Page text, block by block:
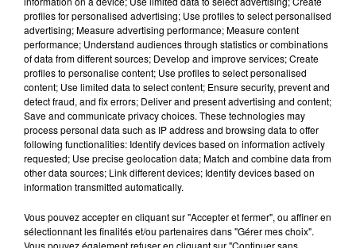
0:00 25 min 41 sec
5 février 2021 - 25 min 41 sec
Shynn Radio Show du 06/02/2021 Partie 3
les plus joués dans les club de la capitale. Rendez-vous
samedi à 22h sur Urban hit.
profiles for personalised advertising; Use profiles to select personalised
advertising; Measure advertising performance; Measure content
performance; Understand audiences through statistics or combinations
of data from different sources; Develop and improve services; Create
profiles to personalise content; Use profiles to select personalised
content; Use limited data to select content; Ensure security, prevent and
detect fraud, and fix errors; Deliver and present advertising and content;
Save and communicate privacy choices. These technologies may
process personal data such as IP address and browsing data to offer
following functionalities: Identify devices based on information actively
requested; Use precise geolocation data; Match and combine data from
other data sources; Link different devices; Identify devices based on
information transmitted automatically.
Vous pouvez accepter en cliquant sur "Accepter et fermer", ou affiner en
sélectionnant les finalités et/ou partenaires dans "Gérer mes choix".
Vous pouvez également refuser en cliquant sur "Continuer sans